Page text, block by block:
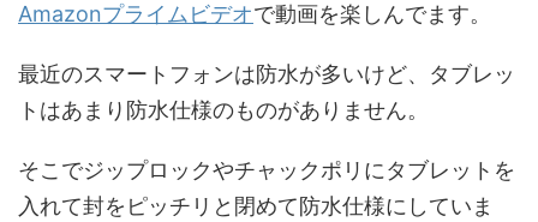
Amazonプライムビデオで動画を楽しんでます。
最近のスマートフォンは防水が多いけど、タブレッ
トはあまり防水仕様のものがありません。
そこでジップロックやチャックポリにタブレットを
入れて封をピッチリと閉めて防水仕様にしていま